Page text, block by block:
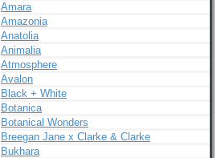
Amara
Amazonia
Anatolia
Animalia
Atmosphere
Avalon
Black + White
Botanica
Botanical Wonders
Breegan Jane x Clarke & Clarke
Bukhara